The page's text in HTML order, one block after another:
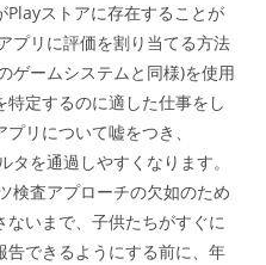
Playストアに存在することが
プリに評価を割り当てる方法
ゲームシステムと同様)を使用
特定するのに適した仕事をし
リについて嘘をつき、
を通過しやすくなります。
検査アプローチの欠如のため
いまで、子供たちがすぐに
告できるようにする前に、年